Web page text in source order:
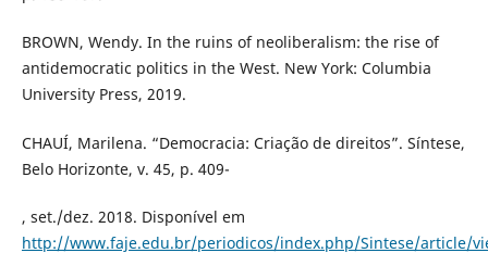
BROWN, Wendy. In the ruins of neoliberalism: the rise of
antidemocratic politics in the West. New York: Columbia
University Press, 2019.
CHAUÍ, Marilena. “Democracia: Criação de direitos”. Síntese,
Belo Horizonte, v. 45, p. 409-
, set./dez. 2018. Disponível em
http://www.faje.edu.br/periodicos/index.php/Sintese/article/